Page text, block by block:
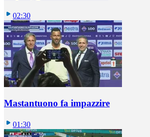
02:30
Mastantuono fa impazzire
01:30